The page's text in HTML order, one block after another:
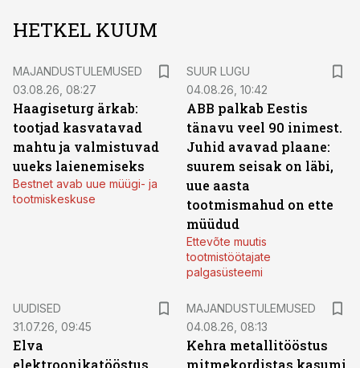
HETKEL KUUM
MAJANDUSTULEMUSED
03.08.26, 08:27
Haagiseturg ärkab:
tootjad kasvatavad
mahtu ja valmistuvad
uueks laienemiseks
Bestnet avab uue müügi- ja
tootmiskeskuse
SUUR LUGU
04.08.26, 10:42
ABB palkab Eestis
tänavu veel 90 inimest.
Juhid avavad plaane:
suurem seisak on läbi,
uue aasta
tootmismahud on ette
müüdud
Ettevõte muutis
tootmistöötajate
palgasüsteemi
UUDISED
31.07.26, 09:45
Elva
elektroonikatööstus
MAJANDUSTULEMUSED
04.08.26, 08:13
Kehra metallitööstus
mitmekordistas kasumi